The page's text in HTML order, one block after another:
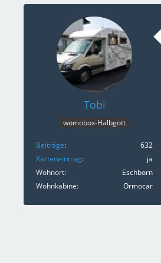
Tobi
womobox-Halbgott
Beiträge
632
Karteneintrag
ja
Wohnort
Eschborn
Wohnkabine
Ormocar